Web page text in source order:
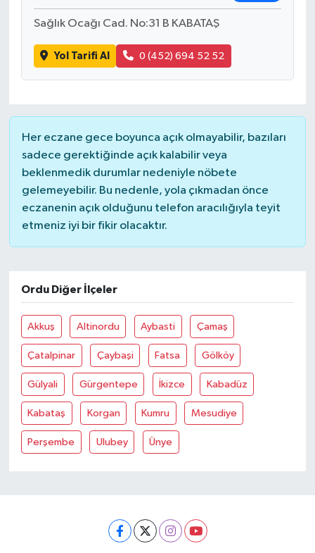
Sağlık Ocağı Cad. No:31 B KABATAŞ
Yol Tarifi Al 0 (452) 694 52 52
Her eczane gece boyunca açık olmayabilir, bazıları
sadece gerektiğinde açık kalabilir veya
beklenmedik durumlar nedeniyle nöbete
gelemeyebilir. Bu nedenle, yola çıkmadan önce
eczanenin açık olduğunu telefon aracılığıyla teyit
etmeniz iyi bir fikir olacaktır.
Ordu Diğer İlçeler
Akkuş Altinordu Aybasti Çamaş
Çatalpinar Çaybaşi Fatsa Gölköy
Gülyali Gürgentepe İkizce Kabadüz
Kabataş Korgan Kumru Mesudiye
Perşembe Ulubey Ünye